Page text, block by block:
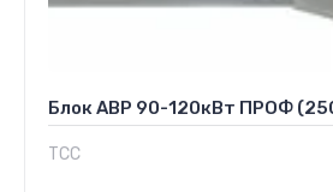
Блок АВР 90-120кВт ПРОФ
ТСС